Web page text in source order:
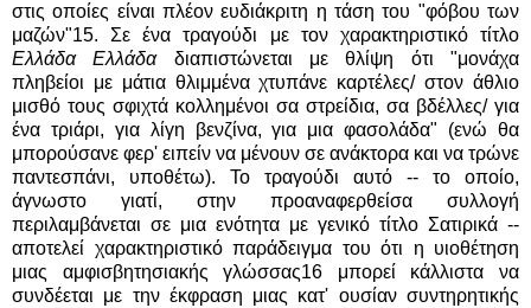
στις οποίες είναι πλέον ευδιάκριτη η τάση του "φόβου των
μαζών"15. Σε ένα τραγούδι με τον χαρακτηριστικό τίτλο
Ελλάδα Ελλάδαδιαπιστώνεται με θλίψη ότι "μονάχα
πληβείοι με μάτια θλιμμένα χτυπάνε καρτέλες/ στον άθλιο
μισθό τους σφιχτά κολλημένοι σα στρείδια, σα βδέλλες/ για
ένα τριάρι, για λίγη βενζίνα, για μια φασολάδα" (ενώ θα
μπορούσανε φερ' ειπείν να μένουν σε ανάκτορα και να τρώνε
παντεσπάνι, υποθέτω). Το τραγούδι αυτό -- το οποίο,
άγνωστο γιατί, στην προαναφερθείσα συλλογή
περιλαμβάνεται σε μια ενότητα με γενικό τίτλο Σατιρικά --
αποτελεί χαρακτηριστικό παράδειγμα του ότι η υιοθέτηση
μιας αμφισβητησιακής γλώσσας16 μπορεί κάλλιστα να
συνδέεται με την έκφραση μιας κατ' ουσίαν συντηρητικής